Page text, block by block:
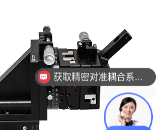
查看行业成功案例